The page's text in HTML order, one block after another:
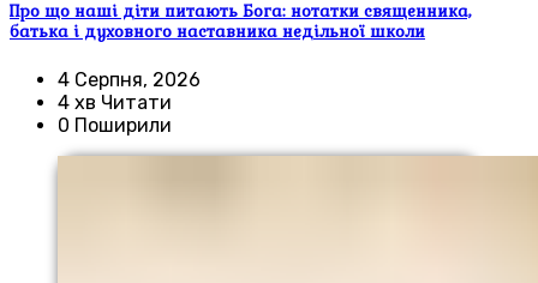
Про що наші діти питають Бога: нотатки священника,
батька і духовного наставника недільної школи
4 Серпня, 2026
4 хв Читати
0 Поширили